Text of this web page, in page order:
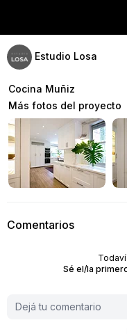
Estudio Losa
Cocina Muñiz
Más fotos del proyecto
Comentarios
Sé el/la